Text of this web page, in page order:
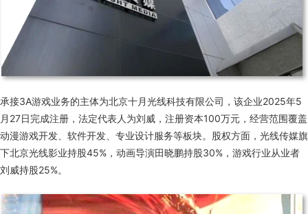
承接3A游戏业务的主体为北京十月光线科技有限公司，该企业2025年5
月27日完成注册，法定代表人为刘威，注册资本100万元，经营范围覆盖
动漫游戏开发、软件开发、专业设计服务等板块。股权方面，光线传媒旗
下北京光线影业持股45%，动画导演田晓鹏持股30%，游戏行业从业者
刘威持股25%。